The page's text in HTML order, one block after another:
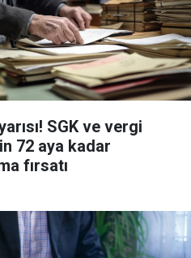
SGK ve vergi
72 aya kadar
fırsatı